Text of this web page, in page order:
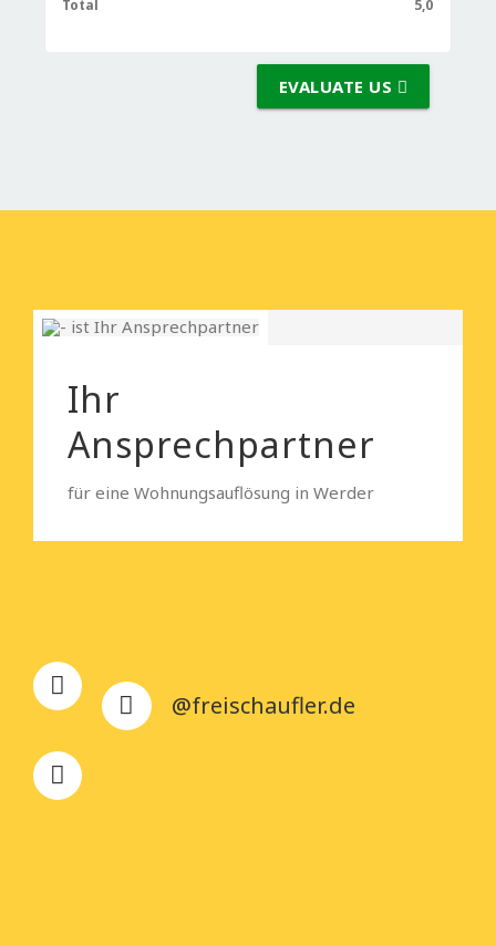
Total
5,0
EVALUATE US
Ihr
Ansprechpartner
für eine Wohnungsauflösung in Werder
@freischaufler.de